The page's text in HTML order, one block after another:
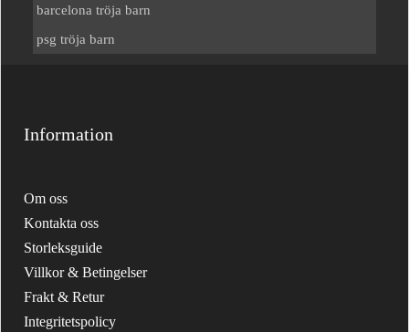
barcelona tröja barn
psg tröja barn
Information
Om oss
Kontakta oss
Storleksguide
Villkor & Betingelser
Frakt & Retur
Integritetspolicy